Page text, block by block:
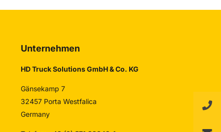
Unternehmen
HD Truck Solutions GmbH & Co. KG
Gänsekamp 7
32457 Porta Westfalica
Germany